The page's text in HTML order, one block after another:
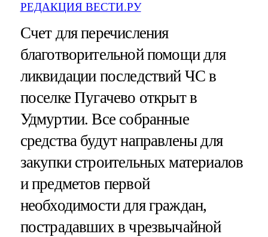
РЕДАКЦИЯ ВЕСТИ.РУ
Счет для перечисления
благотворительной помощи для
ликвидации последствий ЧС в
поселке Пугачево открыт в
Удмуртии. Все собранные
средства будут направлены для
закупки строительных материалов
и предметов первой
необходимости для граждан,
пострадавших в чрезвычайной